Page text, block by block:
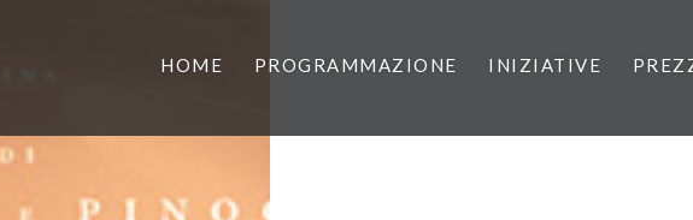
HOME PROGRAMMAZIONE INIZIATIVE